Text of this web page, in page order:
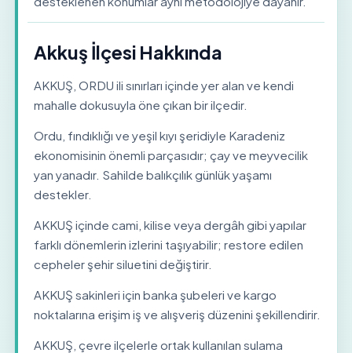
Akkuş İlçesi Hakkında
AKKUŞ, ORDU ili sınırları içinde yer alan ve kendi
mahalle dokusuyla öne çıkan bir ilçedir.
Ordu, fındıklığı ve yeşil kıyı şeridiyle Karadeniz
ekonomisinin önemli parçasıdır; çay ve meyvecilik
yan yanadır. Sahilde balıkçılık günlük yaşamı
destekler.
AKKUŞ içinde cami, kilise veya dergâh gibi yapılar
farklı dönemlerin izlerini taşıyabilir; restore edilen
cepheler şehir siluetini değiştirir.
AKKUŞ sakinleri için banka şubeleri ve kargo
noktalarına erişim iş ve alışveriş düzenini şekillendirir.
AKKUŞ, çevre ilçelerle ortak kullanılan sulama